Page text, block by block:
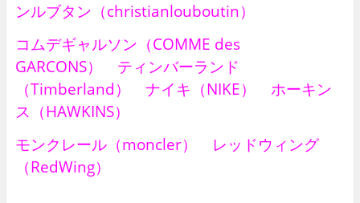
ンルブタン（christianlouboutin）
コムデギャルソン（COMME des
GARCONS） ティンバーランド
（Timberland） ナイキ（NIKE） ホーキン
ス（HAWKINS）
モンクレール（moncler） レッドウィング
（RedWing）